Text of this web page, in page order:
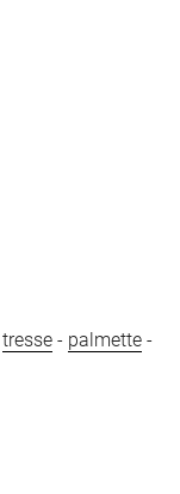
tresse - palmette -